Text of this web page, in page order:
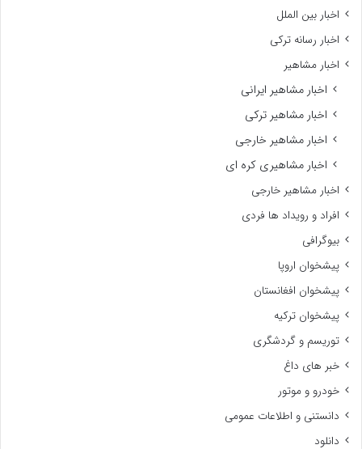
اخبار بین الملل
اخبار رسانه ترکی
اخبار مشاهیر
اخبار مشاهیر ایرانی
اخبار مشاهیر ترکی
اخبار مشاهیر خارجی
اخبار مشاهیری کره ای
اخبار مشاهیر خارجی
افراد و رویداد ها فردی
بیوگرافی
پیشخوان اروپا
پیشخوان افغانستان
پیشخوان ترکیه
توریسم و گردشگری
خبر های داغ
خودرو و موتور
دانستنی و اطلاعات عمومی
دانلود